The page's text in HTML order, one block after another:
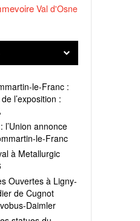
Val d'Osne
le-Franc :
l’exposition :
l’Union annonce
le-Franc
à Metallurgic
Ouvertes à Ligny-
de Cugnot
Daimler